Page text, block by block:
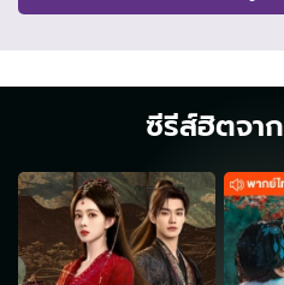
ซีรีส์ฮิตจาก